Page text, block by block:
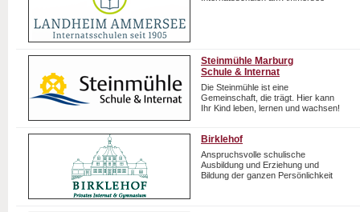
Steinmühle Marburg
Schule & Internat
Die Steinmühle ist eine
Gemeinschaft, die trägt. Hier kann
Ihr Kind leben, lernen und wachsen!
Birklehof
Anspruchsvolle schulische
Ausbildung und Erziehung und
Bildung der ganzen Persönlichkeit